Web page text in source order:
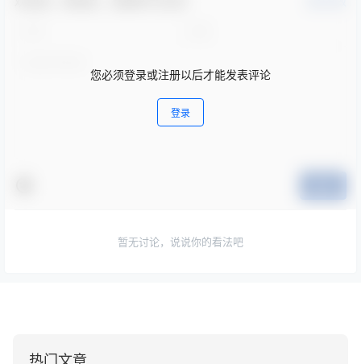
您必须登录或注册以后才能发表评论
登录
暂无讨论，说说你的看法吧